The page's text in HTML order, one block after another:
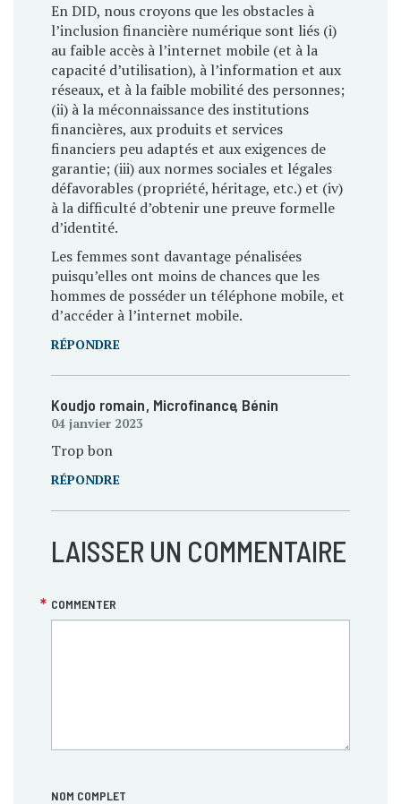
En DID, nous croyons que les obstacles à
l’inclusion financière numérique sont liés (i)
au faible accès à l’internet mobile (et à la
capacité d’utilisation), à l’information et aux
réseaux, et à la faible mobilité des personnes;
(ii) à la méconnaissance des institutions
financières, aux produits et services
financiers peu adaptés et aux exigences de
garantie; (iii) aux normes sociales et légales
défavorables (propriété, héritage, etc.) et (iv)
à la difficulté d’obtenir une preuve formelle
d’identité.
Les femmes sont davantage pénalisées
puisqu’elles ont moins de chances que les
hommes de posséder un téléphone mobile, et
d’accéder à l’internet mobile.
RÉPONDRE
Koudjo romain, Microfinance, Bénin
04 janvier 2023
Trop bon
RÉPONDRE
LAISSER UN COMMENTAIRE
COMMENTER
NOM COMPLET